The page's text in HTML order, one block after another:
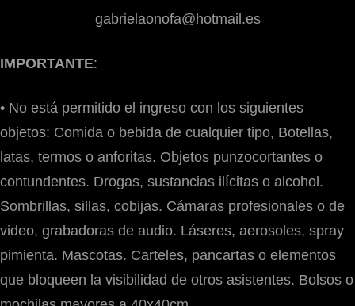
gabrielaonofa@hotmail.es
IMPORTANTE:
•⁠ ⁠No está permitido el ingreso con los siguientes
objetos: Comida o bebida de cualquier tipo, Botellas,
latas, termos o anforitas. Objetos punzocortantes o
contundentes. Drogas, sustancias ilícitas o alcohol.
Sombrillas, sillas, cobijas. Cámaras profesionales o de
video, grabadoras de audio. Láseres, aerosoles, spray
pimienta. Mascotas. Carteles, pancartas o elementos
que bloqueen la visibilidad de otros asistentes. Bolsos o